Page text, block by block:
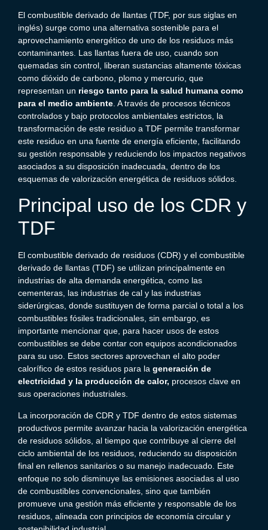
El combustible derivado de llantas (TDF, por sus siglas en
inglés) surge como una alternativa sostenible para el
aprovechamiento energético de uno de los residuos más
contaminantes. Las llantas fuera de uso, cuando son
quemadas sin control, liberan sustancias altamente tóxicas
como dióxido de carbono, plomo y mercurio, que
representan un riesgo tanto para la salud humana como
para el medio ambiente . A través de procesos técnicos
controlados y bajo protocolos ambientales estrictos, la
transformación de este residuo a TDF permite transformar
este residuo en una fuente de energía eficiente, facilitando
su gestión responsable y reduciendo los impactos negativos
asociados a su disposición inadecuada, dentro de los
esquemas de valorización energética de residuos sólidos.
Principal uso de los CDR y
TDF
El combustible derivado de residuos (CDR) y el combustible
derivado de llantas (TDF) se utilizan principalmente en
industrias de alta demanda energética, como las
cementeras, las industrias de cal y las industrias
siderúrgicas, donde sustituyen de forma parcial o total a los
combustibles fósiles tradicionales, sin embargo, es
importante mencionar que, para hacer usos de estos
combustibles se debe contar con equipos acondicionados
para su uso. Estos sectores aprovechan el alto poder
calorífico de estos residuos para la generación de
electricidad y la producción de calor, procesos clave en
sus operaciones industriales.
La incorporación de CDR y TDF dentro de estos sistemas
productivos permite avanzar hacia la valorización energética
de residuos sólidos, al tiempo que contribuye al cierre del
ciclo ambiental de los residuos, reduciendo su disposición
final en rellenos sanitarios o su manejo inadecuado. Este
enfoque no solo disminuye las emisiones asociadas al uso
de combustibles convencionales, sino que también
promueve una gestión más eficiente y responsable de los
residuos, alineada con principios de economía circular y